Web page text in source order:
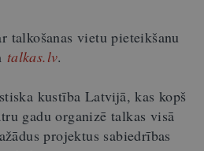
talkošanas vietu pieteikšanu
talkas.lv.
kustība Latvijā, kas kopš
gadu organizē talkas visā
projektus sabiedrības